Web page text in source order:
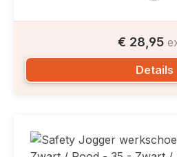
€ 28,95
Details